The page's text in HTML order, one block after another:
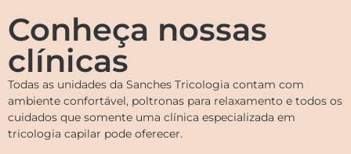
Conheça nossas
clínicas
Todas as unidades da Sanches Tricologia contam com
ambiente confortável, poltronas para relaxamento e todos os
cuidados que somente uma clínica especializada em
tricologia capilar pode oferecer.